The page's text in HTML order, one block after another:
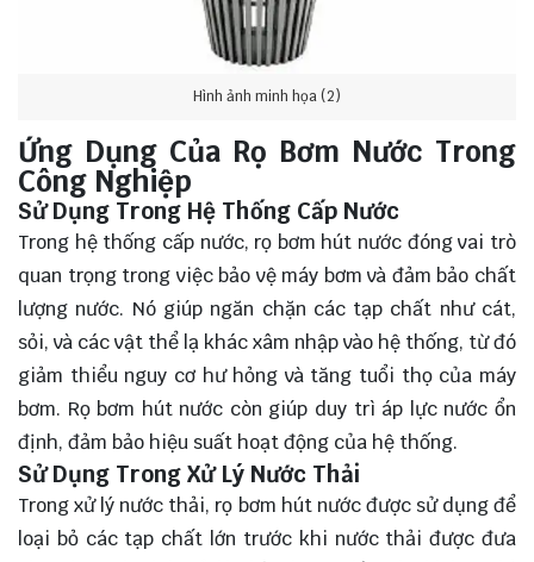
Hình ảnh minh họa (2)
Ứng Dụng Của Rọ Bơm Nước Trong
Công Nghiệp
Sử Dụng Trong Hệ Thống Cấp Nước
Trong hệ thống cấp nước, rọ bơm hút nước đóng vai trò
quan trọng trong việc bảo vệ máy bơm và đảm bảo chất
lượng nước. Nó giúp ngăn chặn các tạp chất như cát,
sỏi, và các vật thể lạ khác xâm nhập vào hệ thống, từ đó
giảm thiểu nguy cơ hư hỏng và tăng tuổi thọ của máy
bơm. Rọ bơm hút nước còn giúp duy trì áp lực nước ổn
định, đảm bảo hiệu suất hoạt động của hệ thống.
Sử Dụng Trong Xử Lý Nước Thải
Trong xử lý nước thải, rọ bơm hút nước được sử dụng để
loại bỏ các tạp chất lớn trước khi nước thải được đưa